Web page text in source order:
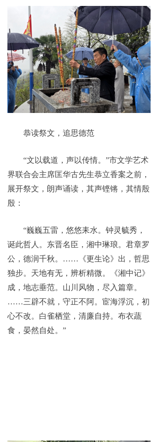
恭读祭文，追思德范
“文以载道，声以传情。”市文学艺术
界联合会主席匡华古先生恭立香案之前，
展开祭文，朗声诵读，其声铿锵，其情殷
殷：
“巍巍五雷，悠悠耒水。钟灵毓秀，
诞此哲人。东晋名臣，湘中琳琅。君章罗
公，德润千秋。……《更生论》出，哲思
独步。天地有无，辨析精微。《湘中记》
成，地志垂范。山川风物，尽入篇章。
……三辟不就，守正不阿。宦海浮沉，初
心不改。白雀栖堂，清廉自持。布衣蔬
食，晏然自处。”